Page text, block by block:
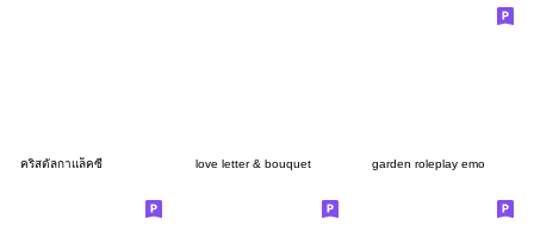
คริสตัลกาแล็คซี่ love letter & bouquet garden roleplay emo